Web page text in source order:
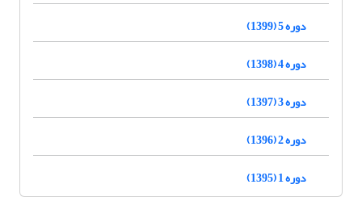
دوره 5 (1399)
دوره 4 (1398)
دوره 3 (1397)
دوره 2 (1396)
دوره 1 (1395)